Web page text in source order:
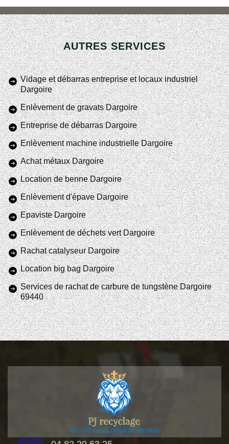
AUTRES SERVICES
Vidage et débarras entreprise et locaux industriel
Dargoire
Enlèvement de gravats Dargoire
Entreprise de débarras Dargoire
Enlèvement machine industrielle Dargoire
Achat métaux Dargoire
Location de benne Dargoire
Enlèvement d'épave Dargoire
Epaviste Dargoire
Enlèvement de déchets vert Dargoire
Rachat catalyseur Dargoire
Location big bag Dargoire
Services de rachat de carbure de tungstène Dargoire
69440